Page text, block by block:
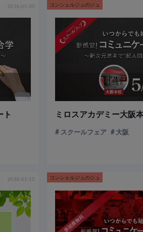
2018-05-30
ト
コンシェルジュのジュ
スクールフェア 大阪
2018-05-13 コンシェルジュのジュ